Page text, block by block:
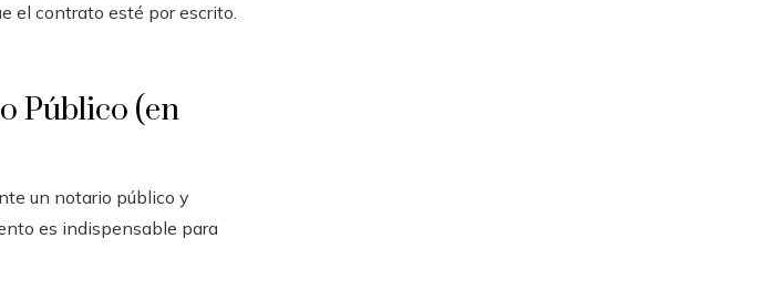
el contrato esté por escrito.
Público (en
un notario público y
es indispensable para